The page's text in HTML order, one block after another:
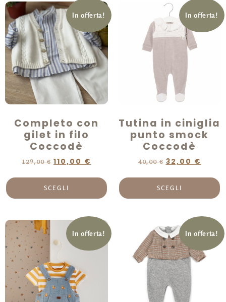
In offerta!
Completo con
gilet in filo
Coccodè
129,00€ 110,00 €
SCEGLI
In offerta!
Tutina in ciniglia
punto smock
Coccodè
40,00€ 32,00 €
SCEGLI
In offerta! In offerta!